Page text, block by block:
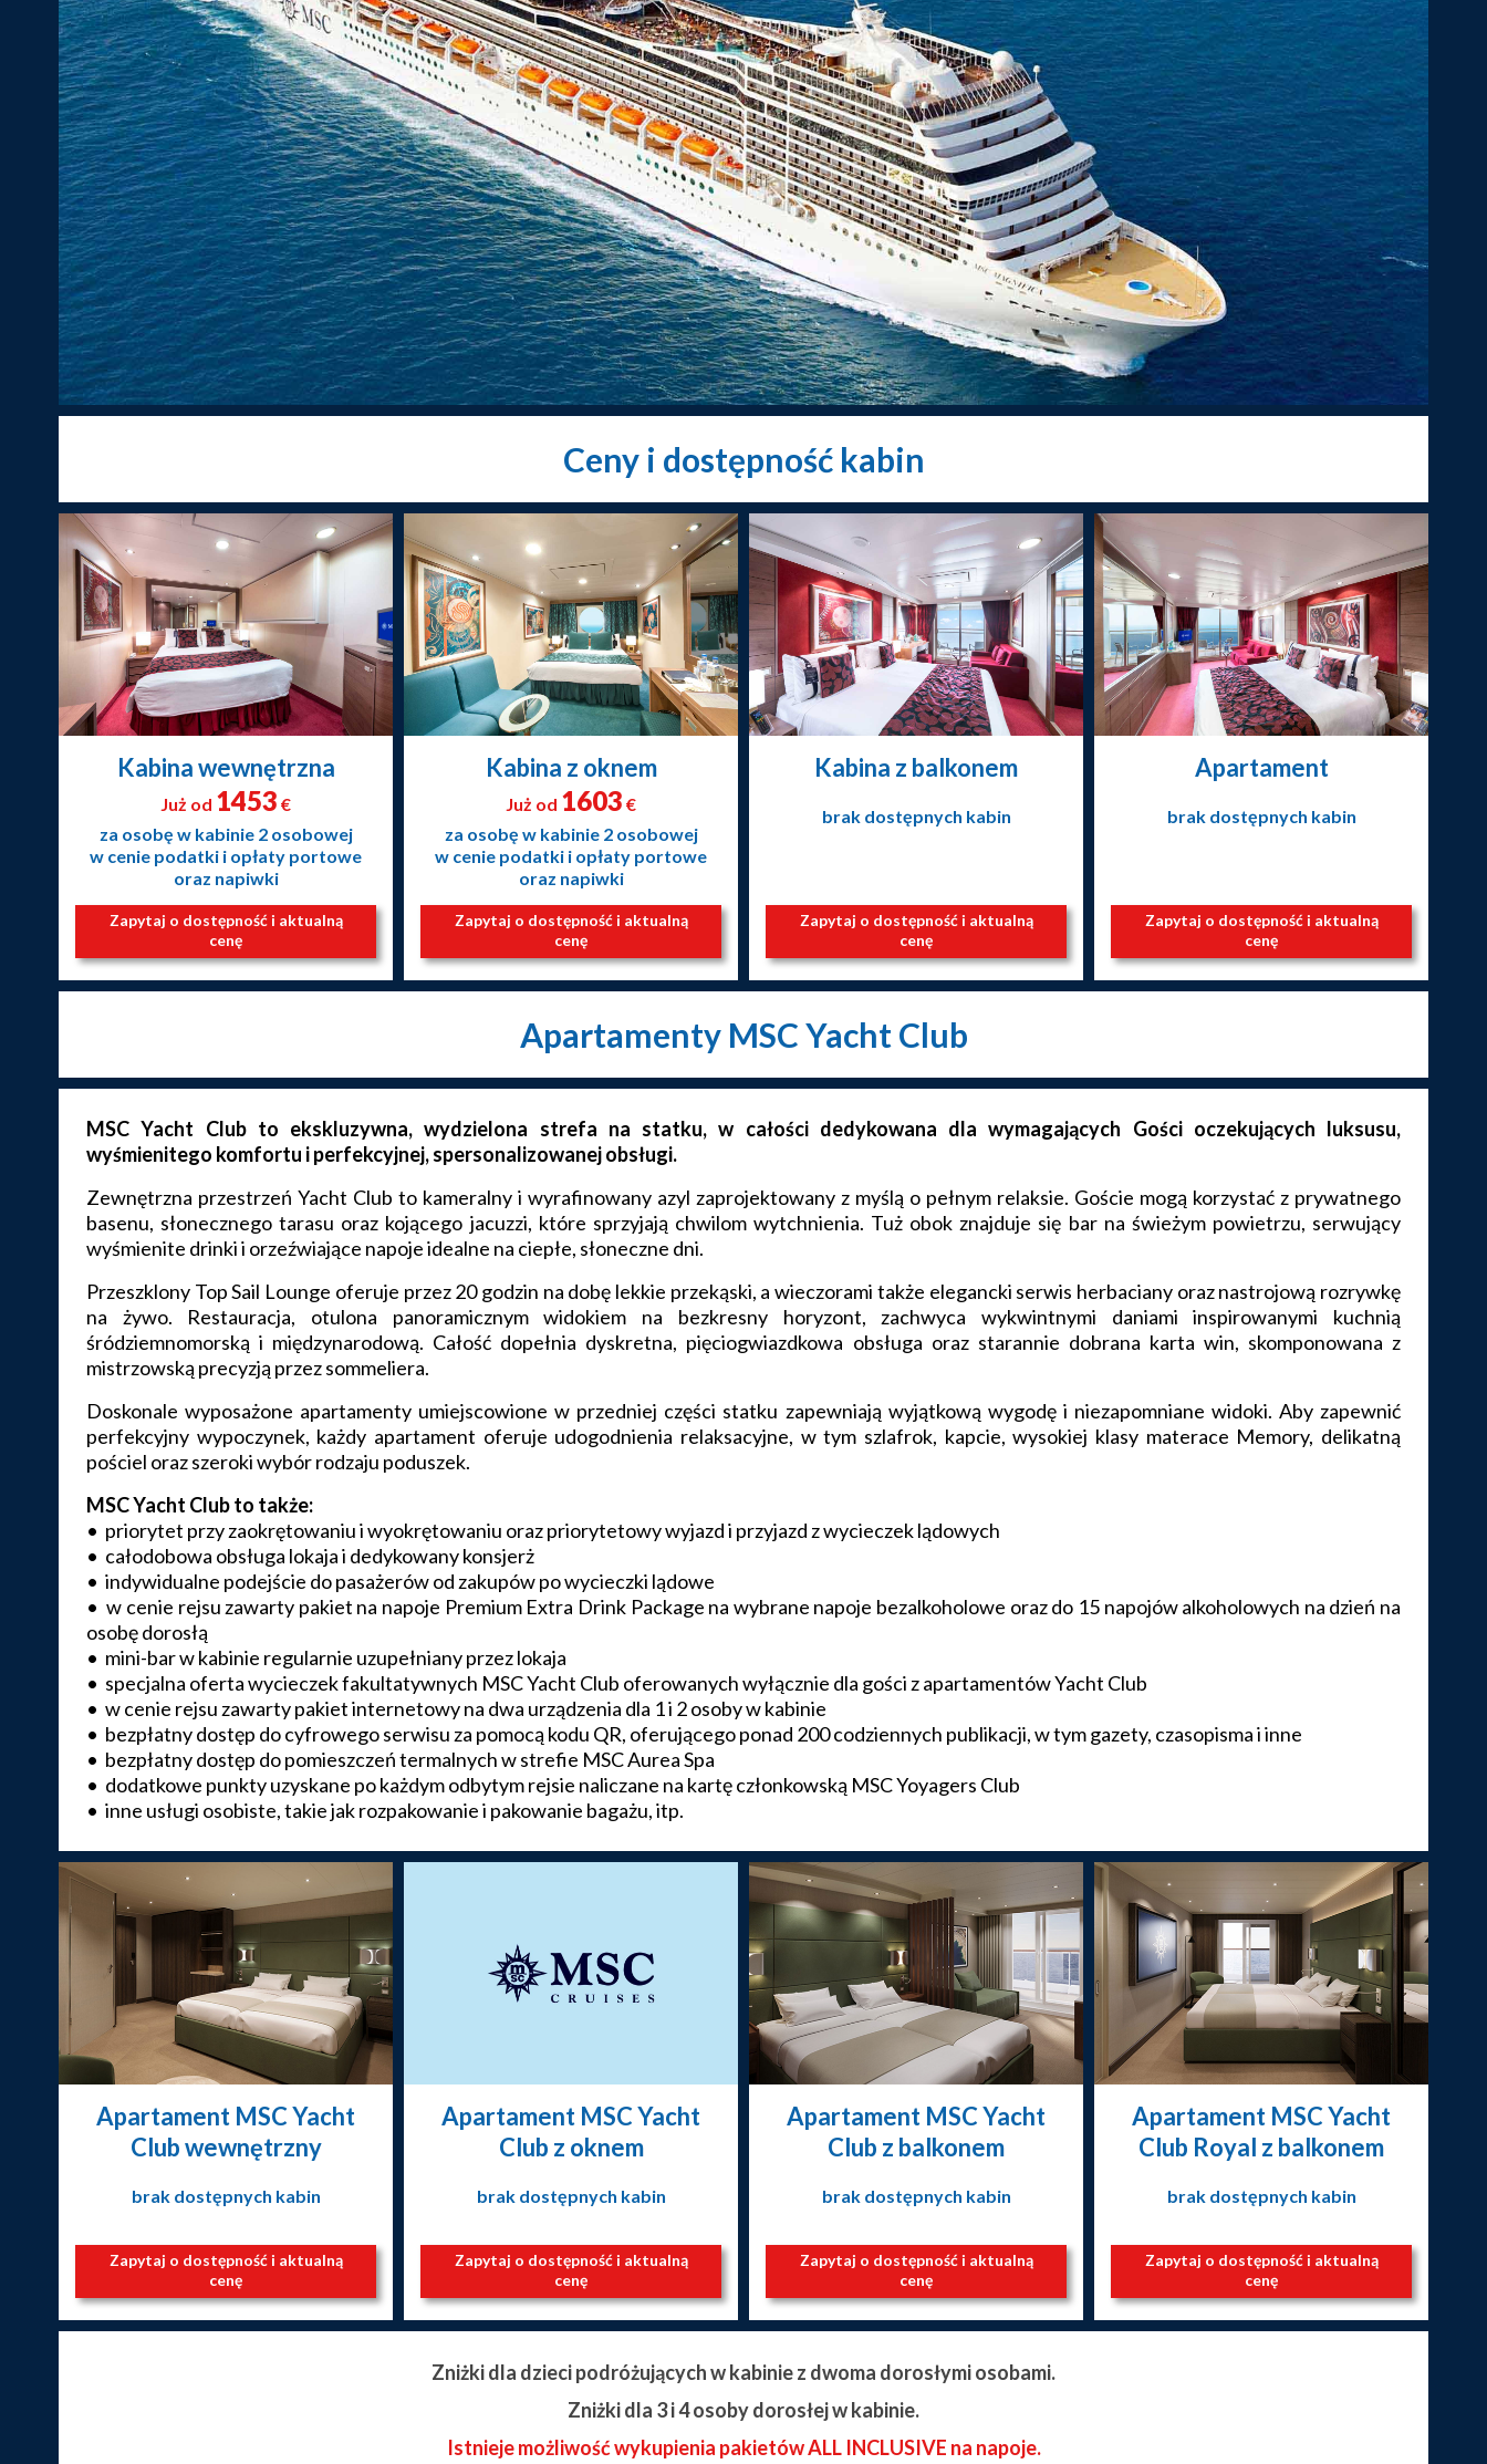
Ceny i dostępność kabin
Kabina wewnętrzna
Już od 1453 €
za osobę w kabinie 2 osobowej
w cenie podatki i opłaty portowe
oraz napiwki
Zapytaj o dostępność i aktualną
cenę
Kabina z oknem
Już od 1603 €
za osobę w kabinie 2 osobowej
w cenie podatki i opłaty portowe
oraz napiwki
Zapytaj o dostępność i aktualną
cenę
Kabina z balkonem
brak dostępnych kabin
Zapytaj o dostępność i aktualną
cenę
Apartament
brak dostępnych kabin
Zapytaj o dostępność i aktualną
cenę
Apartamenty MSC Yacht Club
MSC Yacht Club to ekskluzywna, wydzielona strefa na statku, w całości dedykowana dla wymagających Gości oczekujących luksusu,
wyśmienitego komfortu i perfekcyjnej, spersonalizowanej obsługi.
Zewnętrzna przestrzeń Yacht Club to kameralny i wyrafinowany azyl zaprojektowany z myślą o pełnym relaksie. Goście mogą korzystać z prywatnego
basenu, słonecznego tarasu oraz kojącego jacuzzi, które sprzyjają chwilom wytchnienia. Tuż obok znajduje się bar na świeżym powietrzu, serwujący
wyśmienite drinki i orzeźwiające napoje idealne na ciepłe, słoneczne dni.
Przeszklony Top Sail Lounge oferuje przez 20 godzin na dobę lekkie przekąski, a wieczorami także elegancki serwis herbaciany oraz nastrojową rozrywkę
na żywo. Restauracja, otulona panoramicznym widokiem na bezkresny horyzont, zachwyca wykwintnymi daniami inspirowanymi kuchnią
śródziemnomorską i międzynarodową. Całość dopełnia dyskretna, pięciogwiazdkowa obsługa oraz starannie dobrana karta win, skomponowana z
mistrzowską precyzją przez sommeliera.
Doskonale wyposażone apartamenty umiejscowione w przedniej części statku zapewniają wyjątkową wygodę i niezapomniane widoki. Aby zapewnić
perfekcyjny wypoczynek, każdy apartament oferuje udogodnienia relaksacyjne, w tym szlafrok, kapcie, wysokiej klasy materace Memory, delikatną
pościel oraz szeroki wybór rodzaju poduszek.
MSC Yacht Club to także:
• priorytet przy zaokrętowaniu i wyokrętowaniu oraz priorytetowy wyjazd i przyjazd z wycieczek lądowych
• całodobowa obsługa lokaja i dedykowany konsjerż
• indywidualne podejście do pasażerów od zakupów po wycieczki lądowe
• w cenie rejsu zawarty pakiet na napoje Premium Extra Drink Package na wybrane napoje bezalkoholowe oraz do 15 napojów alkoholowych na dzień na
osobę dorosłą
• mini-bar w kabinie regularnie uzupełniany przez lokaja
• specjalna oferta wycieczek fakultatywnych MSC Yacht Club oferowanych wyłącznie dla gości z apartamentów Yacht Club
• w cenie rejsu zawarty pakiet internetowy na dwa urządzenia dla 1 i 2 osoby w kabinie
• bezpłatny dostęp do cyfrowego serwisu za pomocą kodu QR, oferującego ponad 200 codziennych publikacji, w tym gazety, czasopisma i inne
• bezpłatny dostęp do pomieszczeń termalnych w strefie MSC Aurea Spa
• dodatkowe punkty uzyskane po każdym odbytym rejsie naliczane na kartę członkowską MSC Yoyagers Club
• inne usługi osobiste, takie jak rozpakowanie i pakowanie bagażu, itp.
Apartament MSC Yacht
Club wewnętrzny
brak dostępnych kabin
Zapytaj o dostępność i aktualną
cenę
Apartament MSC Yacht
Club z oknem
brak dostępnych kabin
Zapytaj o dostępność i aktualną
cenę
Apartament MSC Yacht
Club z balkonem
brak dostępnych kabin
Zapytaj o dostępność i aktualną
cenę
Apartament MSC Yacht
Club Royal z balkonem
brak dostępnych kabin
Zapytaj o dostępność i aktualną
cenę
Zniżki dla dzieci podróżujących w kabinie z dwoma dorosłymi osobami.
Zniżki dla 3 i 4 osoby dorosłej w kabinie.
Istnieje możliwość wykupienia pakietów ALL INCLUSIVE na napoje.